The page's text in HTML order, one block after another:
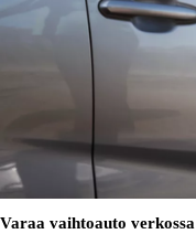
Varaa vaihtoauto verkossa